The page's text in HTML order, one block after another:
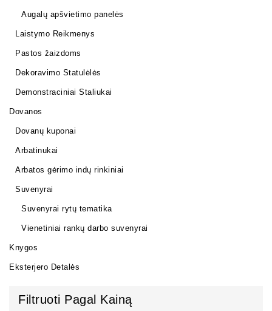
Augalų apšvietimo panelės
Laistymo Reikmenys
Pastos žaizdoms
Dekoravimo Statulėlės
Demonstraciniai Staliukai
Dovanos
Dovanų kuponai
Arbatinukai
Arbatos gėrimo indų rinkiniai
Suvenyrai
Suvenyrai rytų tematika
Vienetiniai rankų darbo suvenyrai
Knygos
Eksterjero Detalės
Filtruoti Pagal Kainą